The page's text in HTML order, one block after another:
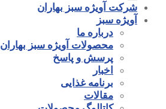
شرکت آویژه سبز بهاران
آویژه سبز
درباره ما
محصولات آویژه سبز بهاران
پرسش و پاسخ
اخبار
برنامه غذایی
مقالات